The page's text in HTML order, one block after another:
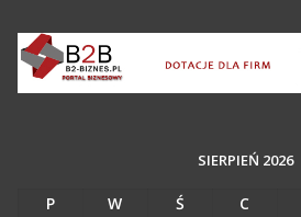
SIERPIEŃ 2026
P W Ś C